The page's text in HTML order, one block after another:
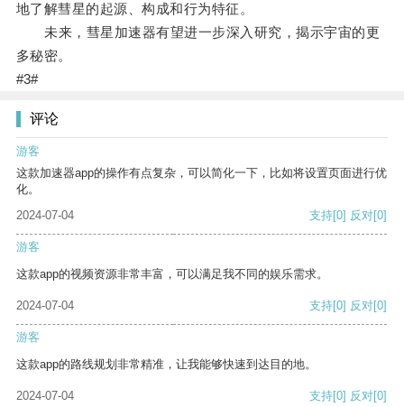
地了解彗星的起源、构成和行为特征。
未来，彗星加速器有望进一步深入研究，揭示宇宙的更
多秘密。
#3#
评论
游客
这款加速器app的操作有点复杂，可以简化一下，比如将设置页面进行优
化。
2024-07-04
支持[0] 反对[0]
游客
这款app的视频资源非常丰富，可以满足我不同的娱乐需求。
2024-07-04 支持[0] 反对[0]
游客
这款app的路线规划非常精准，让我能够快速到达目的地。
2024-07-04 支持[0] 反对[0]